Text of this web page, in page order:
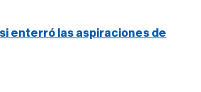
enterró las aspiraciones de